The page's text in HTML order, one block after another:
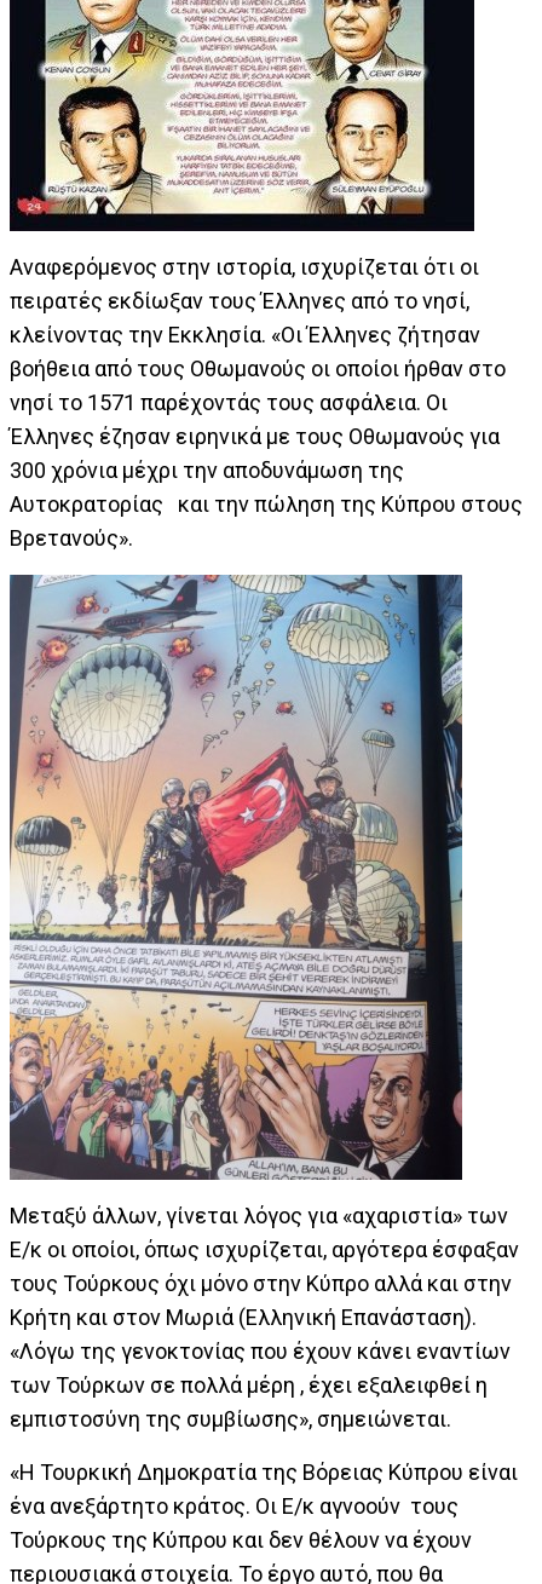
Αναφερόμενος στην ιστορία, ισχυρίζεται ότι οι
πειρατές εκδίωξαν τους Έλληνες από το νησί,
κλείνοντας την Εκκλησία. «Οι Έλληνες ζήτησαν
βοήθεια από τους Οθωμανούς οι οποίοι ήρθαν στο
νησί το 1571 παρέχοντάς τους ασφάλεια. Οι
Έλληνες έζησαν ειρηνικά με τους Οθωμανούς για
300 χρόνια μέχρι την αποδυνάμωση της
Αυτοκρατορίας και την πώληση της Κύπρου στους
Βρετανούς».
Μεταξύ άλλων, γίνεται λόγος για «αχαριστία» των
Ε/κ οι οποίοι, όπως ισχυρίζεται, αργότερα έσφαξαν
τους Τούρκους όχι μόνο στην Κύπρο αλλά και στην
Κρήτη και στον Μωριά (Ελληνική Επανάσταση).
«Λόγω της γενοκτονίας που έχουν κάνει εναντίων
των Τούρκων σε πολλά μέρη , έχει εξαλειφθεί η
εμπιστοσύνη της συμβίωσης», σημειώνεται.
«Η Τουρκική Δημοκρατία της Βόρειας Κύπρου είναι
ένα ανεξάρτητο κράτος. Οι Ε/κ αγνοούν τους
Τούρκους της Κύπρου και δεν θέλουν να έχουν
περιουσιακά στοιχεία. Το έργο αυτό, που θα